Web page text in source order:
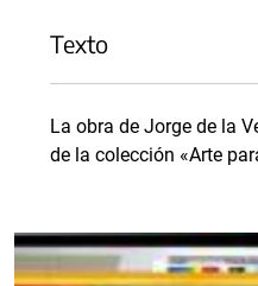
Texto
La obra de Jorge de la
de la colección «Arte